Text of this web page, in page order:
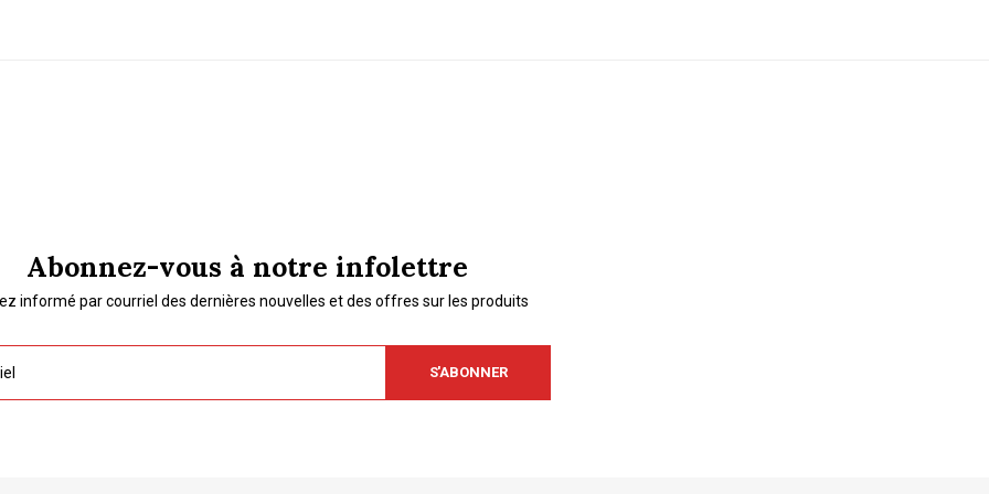
Abonnez-vous à notre infolettre
informé par courriel des dernières nouvelles et des offres sur les produits
S'ABONNER